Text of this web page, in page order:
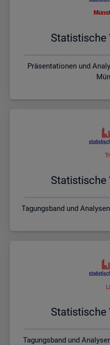
Sta­tis­ti­sche
Präsentationen und
Sta­tis­ti­sche
Tagungsband und
Sta­tis­ti­sche
Tagungsband und